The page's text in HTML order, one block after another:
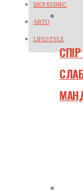
ШОУБІЗНЕС
АВТО
LIFESTYLE
СПІР